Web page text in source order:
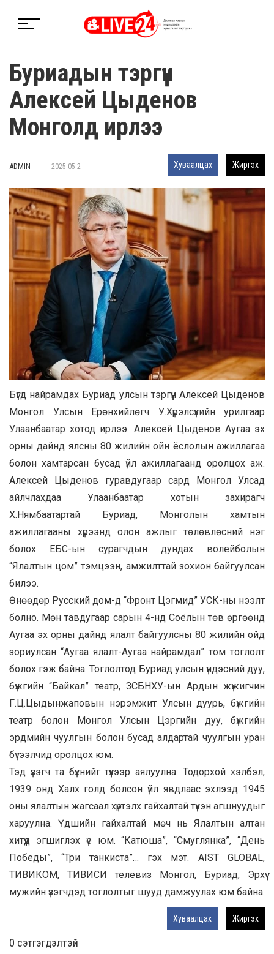
Буриадын тэргүүн
Алексей Цыденов
Монголд ирлээ
ADMIN 2025-05-2 Хуваалцах Жиргэх
Бүгд найрамдах Буриад улсын тэргүүн Алексей Цыденов
Монгол Улсын Ерөнхийлөгч У.Хүрэлсүхийн урилгаар
Улаанбаатар хотод ирлээ. Алексей Цыденов Аугаа эх
орны дайнд ялсны 80 жилийн ойн ёслолын ажиллагаа
болон хамтарсан бусад үйл ажиллагаанд оролцох аж.
Алексей Цыденов гуравдугаар сард Монгол Улсад
айлчлахдаа Улаанбаатар хотын захирагч
Х.Нямбаатартай Буриад, Монголын хамтын
ажиллагааны хүрээнд олон ажлыг төлөвлөсний нэг
болох ЕБС-ын сурагчдын дундах волейболын
“Ялалтын цом” тэмцээн, амжилттай зохион байгуулсан
билээ.
Өнөөдөр Русский дом-д “Фронт Цэгмид” УСК-ны нээлт
болно. Мөн тавдугаар сарын 4-нд Соёлын төв өргөөнд
Аугаа эх орны дайнд ялалт байгуулсны 80 жилийн ойд
зориулсан “Аугаа ялалт-Аугаа найрамдал” том тоглолт
болох гэж байна. Тоглолтод Буриад улсын үндэсний дуу,
бүжгийн “Байкал” театр, ЗСБНХУ-ын Ардын жүжигчин
Г.Ц.Цыдынжаповын нэрэмжит Улсын дуурь, бүжгийн
театр болон Монгол Улсын Цэргийн дуу, бүжгийн
эрдмийн чуулгын болон бусад алдартай чуулгын уран
бүтээлчид оролцох юм.
Тэд үзэгч та бүхнийг түүхээр аялуулна. Тодорхой хэлбэл,
1939 онд Халх голд болсон үйл явдлаас эхлээд 1945
оны ялалтын жагсаал хүртэлх гайхалтай түүхэн агшнуудыг
харуулна. Үдшийн гайхалтай мөч нь Ялалтын алтан
хитүүд эгшиглэх үе юм. “Катюша”, “Смуглянка”, “День
Победы”, “Три танкиста”… гэх мэт. AIST GLOBAL,
ТИВИКОМ, ТИВИСИ телевиз Монгол, Буриад, Эрхүү
мужийн үзэгчдэд тоглолтыг шууд дамжуулах юм байна.
Хуваалцах Жиргэх
0 cэтгэгдэлтэй